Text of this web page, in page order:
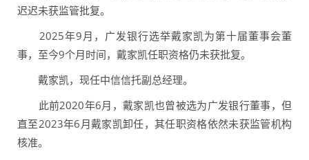
迟迟未获监管批复。
2025年9月，广发银行选举戴家凯为第十届董事会董
事，至今9个月时间，戴家凯任职资格仍未获批复。
戴家凯，现任中信信托副总经理。
此前2020年6月，戴家凯也曾被选为广发银行董事，但
直至2023年6月戴家凯卸任，其任职资格依然未获监管机构
核准。